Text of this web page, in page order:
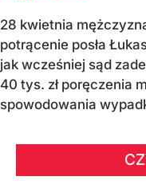
28 kwietnia
potrącenie posła
jak wcześniej sąd
40 tys. zł poręczenia
spowodowania